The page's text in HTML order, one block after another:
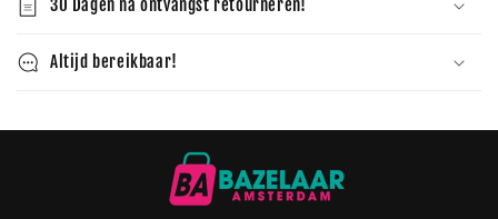
30 Dagen na ontvangst retourneren!
Altijd bereikbaar!